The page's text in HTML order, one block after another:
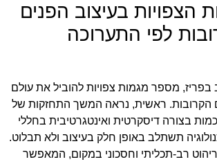
הצפויות בעיצוב הפנים
לפי התערוכה
בפריז, מספר מגמות צפויות להוביל את עולם
הקרובות. ראשית, נראה המשך התחזקות של
בצורה דיסקרטית ואינטגרטיבית בחללי
תשתלב באופן חלק בעיצוב ולא תבלוט.
רב-תכליתי וחסכוני במקום, המאפשר